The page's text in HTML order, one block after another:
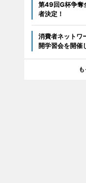
第49回G杯争奪
者決定！
消費者ネットワ
開学習会を開催